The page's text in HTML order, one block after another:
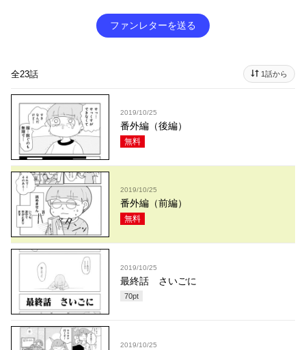
ファンレターを送る
全23話 1話から
2019/10/25
番外編（後編）
無料
2019/10/25
番外編（前編）
無料
2019/10/25
最終話 さいごに
70pt
2019/10/25